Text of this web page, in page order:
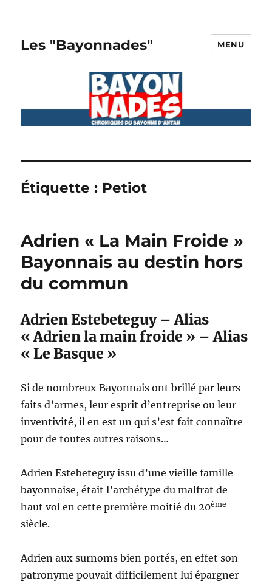
Les "Bayonnades" MENU
Étiquette : Petiot
Adrien « La Main Froide »
Bayonnais au destin hors
du commun
Adrien Estebeteguy – Alias
« Adrien la main froide » – Alias
« Le Basque »
Si de nombreux Bayonnais ont brillé par leurs
faits d’armes, leur esprit d’entreprise ou leur
inventivité, il en est un qui s’est fait connaître
pour de toutes autres raisons…
Adrien Estebeteguy issu d’une vieille famille
bayonnaise, était l’archétype du malfrat de
haut vol en cette première moitié du 20ème
siècle.
Adrien aux surnoms bien portés, en effet son
patronyme pouvait difficilement lui épargner